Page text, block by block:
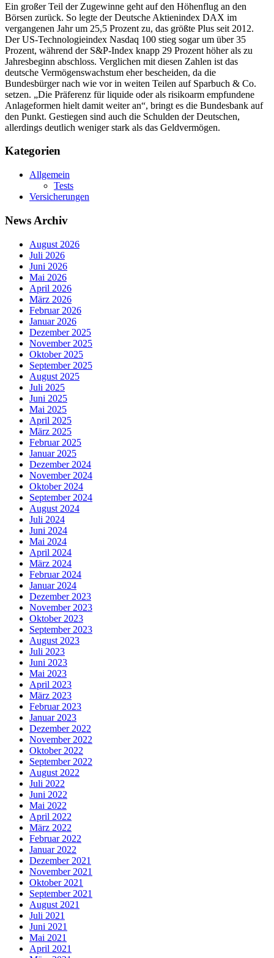
Ein großer Teil der Zugewinne geht auf den Höhenflug an den
Börsen zurück. So legte der Deutsche Aktienindex DAX im
vergangenen Jahr um 25,5 Prozent zu, das größte Plus seit 2012.
Der US-Technologieindex Nasdaq 100 stieg sogar um über 35
Prozent, während der S&P-Index knapp 29 Prozent höher als zu
Jahresbeginn abschloss. Verglichen mit diesen Zahlen ist das
deutsche Vermögenswachstum eher bescheiden, da die
Bundesbürger nach wie vor in weiten Teilen auf Sparbuch & Co.
setzen. „Die Präferenz für liquide oder als risikoarm empfundene
Anlageformen hielt damit weiter an“, bringt es die Bundesbank auf
den Punkt. Gestiegen sind auch die Schulden der Deutschen,
allerdings deutlich weniger stark als das Geldvermögen.
Kategorien
Allgemein
Tests
Versicherungen
News Archiv
August 2026
Juli 2026
Juni 2026
Mai 2026
April 2026
März 2026
Februar 2026
Januar 2026
Dezember 2025
November 2025
Oktober 2025
September 2025
August 2025
Juli 2025
Juni 2025
Mai 2025
April 2025
März 2025
Februar 2025
Januar 2025
Dezember 2024
November 2024
Oktober 2024
September 2024
August 2024
Juli 2024
Juni 2024
Mai 2024
April 2024
März 2024
Februar 2024
Januar 2024
Dezember 2023
November 2023
Oktober 2023
September 2023
August 2023
Juli 2023
Juni 2023
Mai 2023
April 2023
März 2023
Februar 2023
Januar 2023
Dezember 2022
November 2022
Oktober 2022
September 2022
August 2022
Juli 2022
Juni 2022
Mai 2022
April 2022
März 2022
Februar 2022
Januar 2022
Dezember 2021
November 2021
Oktober 2021
September 2021
August 2021
Juli 2021
Juni 2021
Mai 2021
April 2021